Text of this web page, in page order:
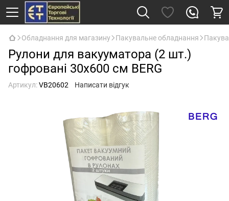
Обладнання для магазину Пакувальне обладнання
Рулони для вакууматора (2 шт.)
гофровані 30х600 см BERG
Артикул:VB20602 Написати відгук